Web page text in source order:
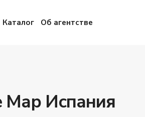
Каталог Об агентстве
Мар Испания